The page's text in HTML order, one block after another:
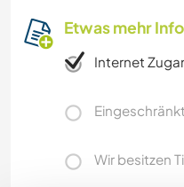
Etwas mehr
Internet
Wir besitzen